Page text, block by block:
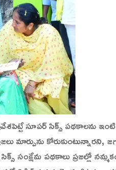
సూపర్ సిక్స్ పథకాలను
మార్పును
సంక్షేమ పథకాలు ప్రజల్లో